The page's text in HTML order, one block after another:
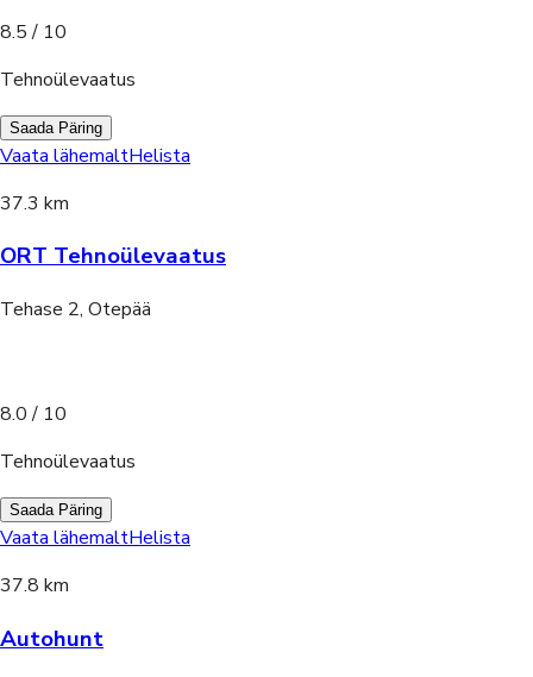
8.5 / 10
Tehnoülevaatus
Saada Päring
Vaata lähemaltHelista
37.3 km
ORT Tehnoülevaatus
Tehase 2, Otepää
8.0 / 10
Tehnoülevaatus
Saada Päring
Vaata lähemaltHelista
37.8 km
Autohunt